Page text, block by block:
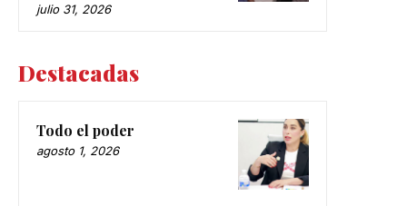
julio 31, 2026
Destacadas
Todo el poder
agosto 1, 2026